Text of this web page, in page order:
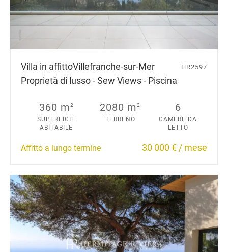
Villa in affittoVillefranche-sur-Mer
Proprietà di lusso - Sew Views - Piscina
HR2597
360 m2
SUPERFICIE
ABITABILE
2080 m2
TERRENO
6
CAMERE DA
LETTO
Affitto a lungo termine 30 000 € / mese